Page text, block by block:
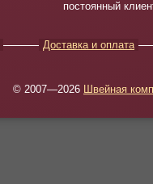
постоянный
Доставка и оплата
© 2007—2026 Швейная